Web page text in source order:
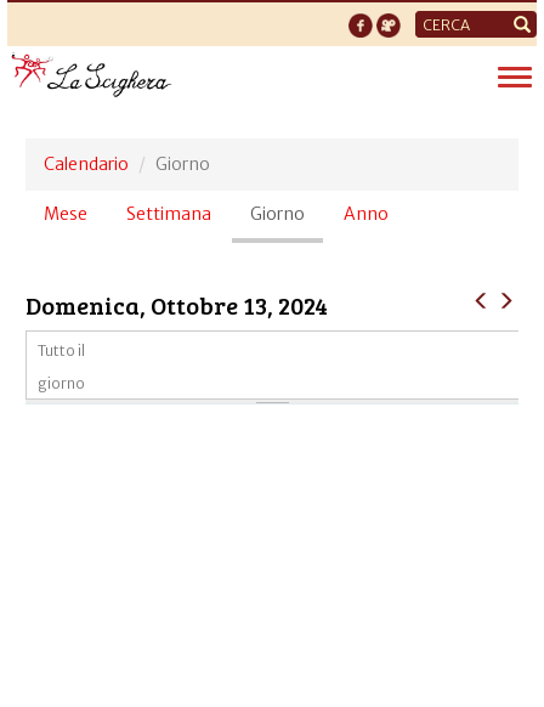
Form
di
ricerca
Calendario Giorno
Schede
Mese Settimana Giorno (scheda
attiva)
Anno
Domenica, Ottobre 13, 2024
Tutto il
giorno